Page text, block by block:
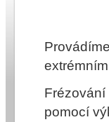
pomocí